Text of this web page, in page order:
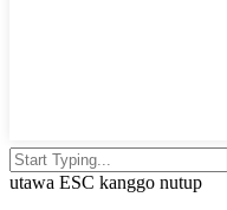
utawa ESC kanggo nutup